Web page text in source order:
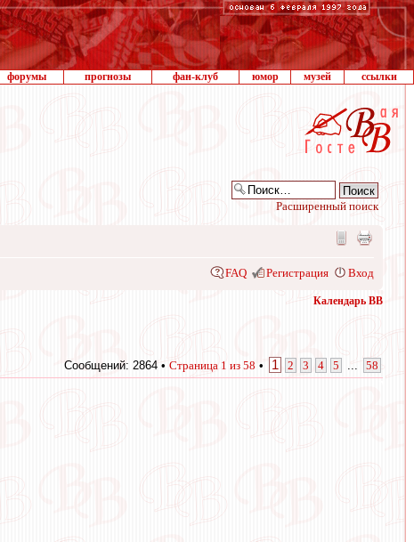
форумы прогнозы фан-клуб юмор музей ссылки
Расширенный поиск
FAQ Регистрация Вход
Календарь ВВ
Сообщений: 2864 • Страница 1 из 58 • 1 2 3 4 5 58